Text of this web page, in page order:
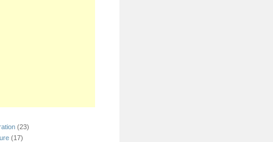
(23)
(17)